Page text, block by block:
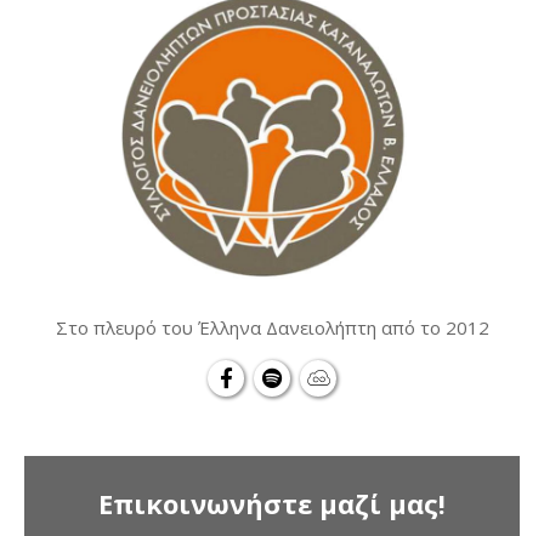
Στο πλευρό του Έλληνα Δανειολήπτη από το 2012
Επικοινωνήστε μαζί μας!